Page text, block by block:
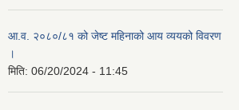
आ.व. २०८०/८१ को जेष्ट महिनाको आय व्ययको विवरण
।
मिति: 06/20/2024 - 11:45